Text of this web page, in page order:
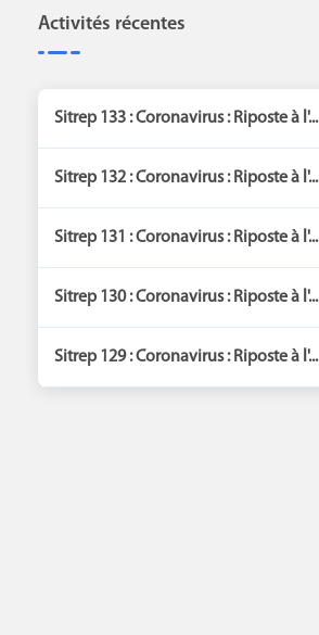
Activités récentes
Sitrep 133 : Coronavirus : Riposte à l'...
Sitrep 132 : Coronavirus : Riposte à l'...
Sitrep 131 : Coronavirus : Riposte à l'...
Sitrep 130 : Coronavirus : Riposte à l'...
Sitrep 129 : Coronavirus : Riposte à l'...